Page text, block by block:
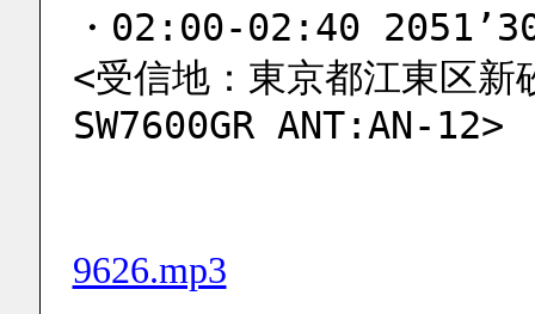
・02:00-02:40
<受信地：東京都江東区
SW7600GR ANT:AN-12>
9626.mp3